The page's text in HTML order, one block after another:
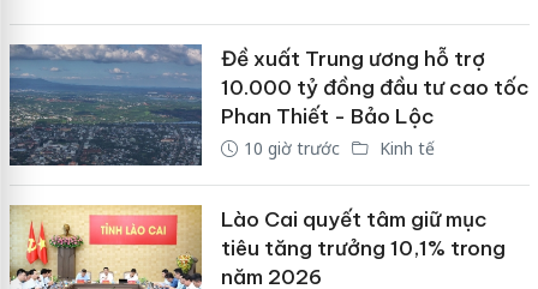
Đề xuất Trung ương hỗ trợ
10.000 tỷ đồng đầu tư cao tốc
Phan Thiết - Bảo Lộc
10 giờ trước Kinh tế
Lào Cai quyết tâm giữ mục
tiêu tăng trưởng 10,1% trong
năm 2026